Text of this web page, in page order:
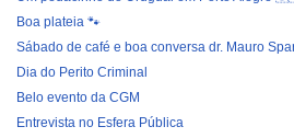
Boa plateia 🐾
Sábado de café e boa conversa dr. Mauro
Dia do Perito Criminal
Belo evento da CGM
Entrevista no Esfera Pública